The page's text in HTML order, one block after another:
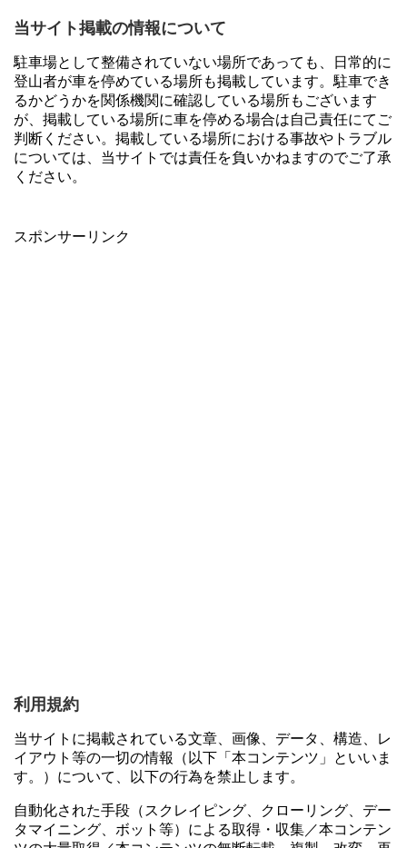
当サイト掲載の情報について
駐車場として整備されていない場所であっても、日常的に
登山者が車を停めている場所も掲載しています。駐車でき
るかどうかを関係機関に確認している場所もございます
が、掲載している場所に車を停める場合は自己責任にてご
判断ください。掲載している場所における事故やトラブル
については、当サイトでは責任を負いかねますのでご了承
ください。
スポンサーリンク
利用規約
当サイトに掲載されている文章、画像、データ、構造、レ
イアウト等の一切の情報（以下「本コンテンツ」といいま
す。）について、以下の行為を禁止します。
自動化された手段（スクレイピング、クローリング、デー
タマイニング、ボット等）による取得・収集／本コンテン